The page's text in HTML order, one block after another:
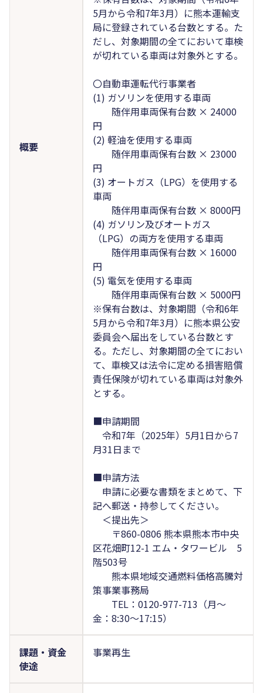
概要
5月から令和7年3月）に熊本運輸支
局に登録されている台数とする。た
だし、対象期間の全てにおいて車検
が切れている車両は対象外とする。
〇自動車運転代行事業者
(1) ガソリンを使用する車両
随伴用車両保有台数 × 24000
円
(2) 軽油を使用する車両
随伴用車両保有台数 × 23000
円
(3) オートガス（LPG）を使用する
車両
随伴用車両保有台数 × 8000円
(4) ガソリン及びオートガス
（LPG）の両方を使用する車両
随伴用車両保有台数 × 16000
円
(5) 電気を使用する車両
随伴用車両保有台数 × 5000円
※保有台数は、対象期間（令和6年
5月から令和7年3月）に熊本県公安
委員会へ届出をしている台数とす
る。ただし、対象期間の全てにおい
て、車検又は法令に定める損害賠償
責任保険が切れている車両は対象外
とする。
■申請期間
令和7年（2025年）5月1日から7
月31日まで
■申請方法
申請に必要な書類をまとめて、下
記へ郵送・持参してください。
＜提出先＞
〒860-0806 熊本県熊本市中央
区花畑町12-1 エム・タワービル 5
階503号
熊本県地域交通燃料価格高騰対
策事業事務局
TEL：0120-977-713（月～
金：8:30～17:15）
課題・資金
使途
事業再生